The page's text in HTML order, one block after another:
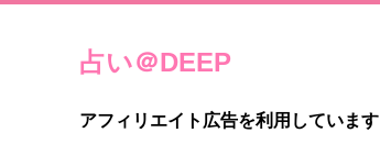
占い＠DEEP
アフィリエイト広告を利用しています